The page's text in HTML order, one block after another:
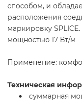
способом, и
расположения
маркировку
мощностью 17 Вт/м
Применение:
Техническая
суммарная